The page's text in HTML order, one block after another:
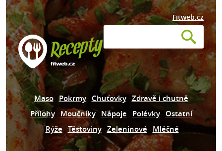
Fitweb.cz
Maso Pokrmy Chuťovky Zdravě i chutně
Přílohy Moučníky Nápoje Polévky Ostatní
Rýže Těstoviny Zeleninové Mléčné